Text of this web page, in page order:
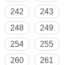
242
243
248
249
254
255
260
261